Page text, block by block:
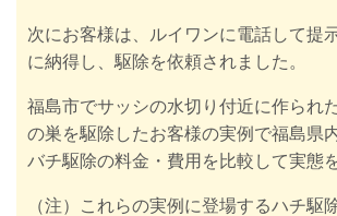
次にお客様は、
ルイワンに電話して提
に納得し、駆除を依頼されました。
福島市でサッシの水切り付近に作られ
の巣を駆除したお客様の実例で福島県
バチ駆除の料金・費用を比較して実態
（注）これらの実例に登場するハチ駆